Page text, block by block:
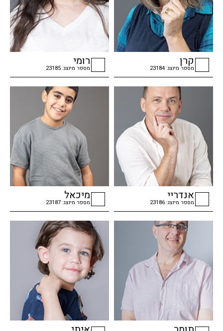
checkbox
קרן
מספר מיוצג: 23184
checkbox
רומי
מספר מיוצג: 23185
checkbox
אנדריי
מספר מיוצג: 23186
checkbox
מיכאל
מספר מיוצג: 23187